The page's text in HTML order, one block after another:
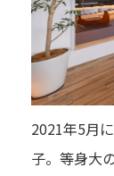
2021年5月
子。等身大